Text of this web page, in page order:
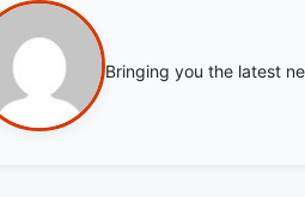
Bringing you the latest